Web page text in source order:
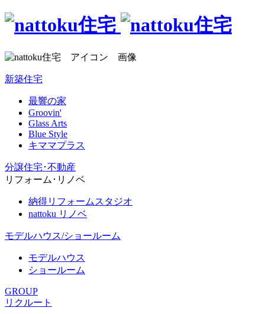
新築住宅
最響の家
Groovin'
Glass Arts
Blue Style
キママプラス
分譲住宅･不動産
リフォーム･リノベ
納得リフォームスタジオ
nattoku リノベ
モデルハウス/ショールーム
モデルハウス
ショールーム
GROUP
リクルート